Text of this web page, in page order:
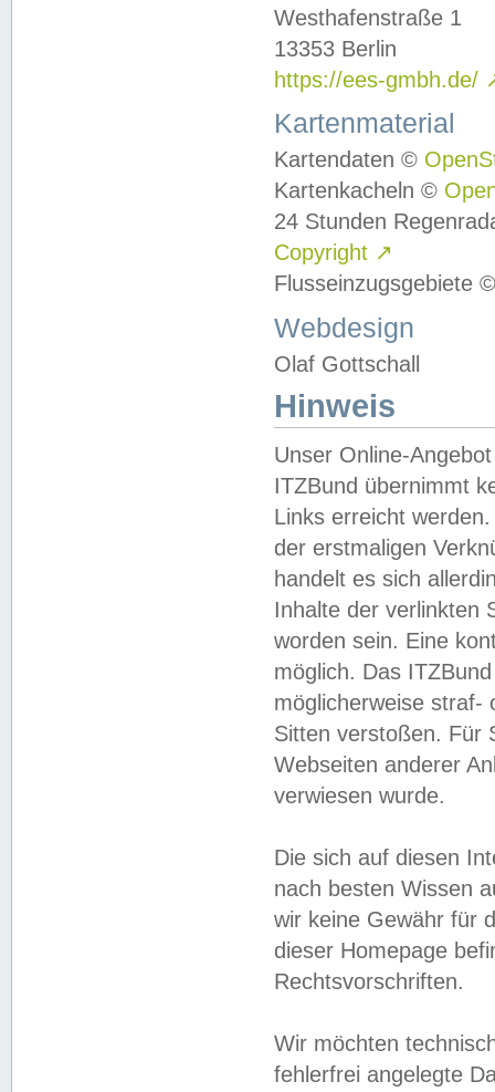
Westhafenstraße 1
13353 Berlin
https://ees-gmbh.de/
Kartenmaterial
Kartendaten ©
Kartenkacheln ©
24 Stunden
Copyright ↗
Flusseinzugsgebiete
Webdesign
Olaf Gottschall
Hinweis
Unser Online-
ITZBund übernimmt
Links erreicht
der erstmaligen
handelt es sich
Inhalte der verlinkten
worden sein. Eine
möglich. Das
möglicherweise straf-
Sitten verstoßen. Für
Webseiten anderer
verwiesen wurde.
Die sich auf diesen
nach besten Wissen
wir keine Gewähr für
dieser Homepage
Rechtsvorschriften.
Wir möchten
fehlerfrei angelegte